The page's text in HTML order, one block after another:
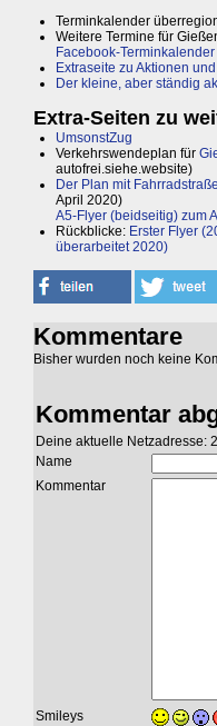
Terminkalender
Weitere Termine für
Facebook-
Extraseite zu Aktionen
Der kleine, aber ständig
Extra-Seiten zu
UmsonstZug
Verkehrswendeplan für
autofrei.siehe.website)
Der Plan mit
April 2020)
A5-Flyer (beidseitig) zum
Rückblicke: Erster Flyer
überarbeitet 2020)
Kommentare
Bisher wurden noch keine
Kommentar
Deine aktuelle Netzadresse:
Name
Kommentar
Smileys